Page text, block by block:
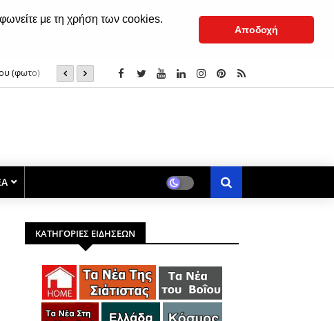
με τη χρήση των cookies.
Αποδοχή
Το Θαύμα της Αγίας Νεφέλης στο Όρος Θαβώρ -
ΚΑΤΗΓΟΡΙΕΣ ΕΙΔΗΣΕΩΝ